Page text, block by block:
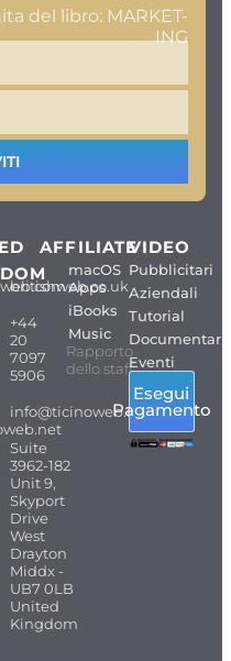
del libro: MARKET-
ING
britishweb.co.uk
+44
20
7097
5906
info@ticinoweb.net
Suite
3962-182
Unit 9,
Skyport
Drive
West
Drayton
Middx -
UB7 0LB
United
Kingdom
AFFILIATE
macOS
Apps
iBooks
Music
Rapporto
dello staff
VIDEO
Pubblicitari
Aziendali
Tutorial
Documentari
Eventi
Esegui
Pagamento